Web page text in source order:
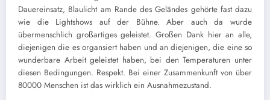
Dauereinsatz, Blaulicht am Rande des Geländes gehörte fast dazu
wie die Lightshows auf der Bühne. Aber auch da wurde
übermenschlich großartiges geleistet. Großen Dank hier an alle,
diejenigen die es organsiert haben und an diejenigen, die eine so
wunderbare Arbeit geleistet haben, bei den Temperaturen unter
diesen Bedingungen. Respekt. Bei einer Zusammenkunft von über
80000 Menschen ist das wirklich ein Ausnahmezustand.